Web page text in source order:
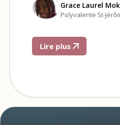
Grace Laurel
Polyvalente St-
Lire plus